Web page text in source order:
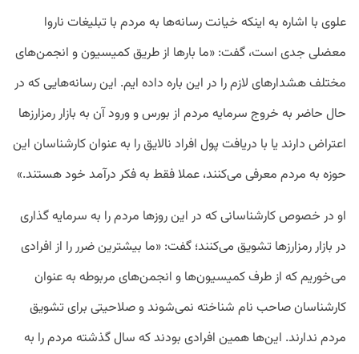
علوی با اشاره به اینکه خیانت رسانه‌ها به مردم با تبلیغات ناروا
معضلی جدی است، گفت: «ما بارها از طریق کمیسیون و انجمن‌های
مختلف هشدارهای لازم را در این باره داده ایم. این رسانه‌هایی که در
حال حاضر به خروج سرمایه مردم از بورس و ورود آن به بازار رمزارزها
اعتراض دارند یا با دریافت پول افراد نالایق را به عنوان کارشناسان این
حوزه به مردم معرفی می‌کنند، عملا فقط به فکر درآمد خود هستند.»
او در خصوص کارشناسانی که در این روزها مردم را به سرمایه گذاری
در بازار رمزارزها تشویق می‌کنند؛ گفت: «ما بیشترین ضرر را از افرادی
می‌خوریم که از طرف کمیسیون‌ها و انجمن‌های مربوطه به عنوان
کارشناسان صاحب نام شناخته نمی‌شوند و صلاحیتی برای تشویق
مردم ندارند. این‌ها همین افرادی بودند که سال گذشته مردم را به